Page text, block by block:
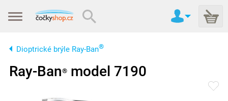
Dioptrické brýle Ray-Ban®
Ray-Ban® model 7190